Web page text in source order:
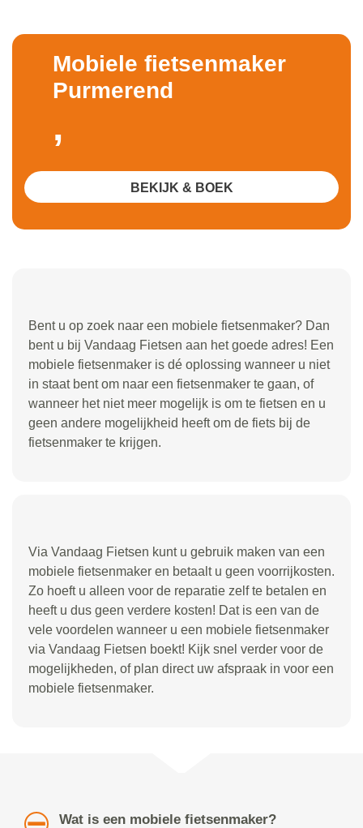
Bent u op zoek naar een mobiele fietsenmaker? Dan
bent u bij Vandaag Fietsen aan het goede adres! Een
mobiele fietsenmaker is dé oplossing wanneer u niet
in staat bent om naar een fietsenmaker te gaan, of
wanneer het niet meer mogelijk is om te fietsen en u
geen andere mogelijkheid heeft om de fiets bij de
fietsenmaker te krijgen.
Mobiele fietsenmaker
Purmerend
,
BEKIJK & BOEK
Via Vandaag Fietsen kunt u gebruik maken van een
mobiele fietsenmaker en betaalt u geen voorrijkosten.
Zo hoeft u alleen voor de reparatie zelf te betalen en
heeft u dus geen verdere kosten! Dat is een van de
vele voordelen wanneer u een mobiele fietsenmaker
via Vandaag Fietsen boekt! Kijk snel verder voor de
mogelijkheden, of plan direct uw afspraak in voor een
mobiele fietsenmaker.
Wat is een mobiele fietsenmaker?